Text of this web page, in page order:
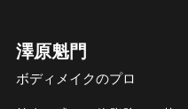
澤原魁門
ボディメイクのプロ